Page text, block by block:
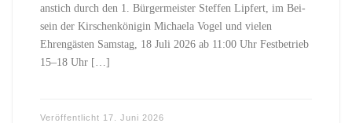
anstich durch den 1. Bürg­er­meis­ter Stef­fen Lipfert, im Bei­
sein der Kirschenköni­gin Michaela Vogel und vie­len
Ehrengästen Sam­stag, 18 Juli 2026 ab 11:00 Uhr Fes­t­be­trieb
15–18 Uhr […]
Veröffentlicht 17. Juni 2026